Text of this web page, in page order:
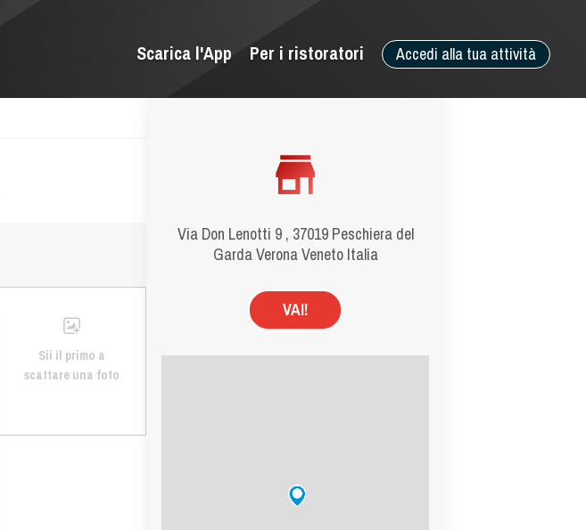
Accedi alla tua attività
Per i ristoratori
Scarica l'App
Via Don Lenotti 9 , 37019 Peschiera del
Garda Verona Veneto Italia
VAI!
Sii il primo a
scattare una foto